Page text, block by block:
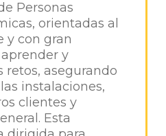
Personas
orientadas al
y con gran
y
retos, asegurando
instalaciones,
clientes y
Esta